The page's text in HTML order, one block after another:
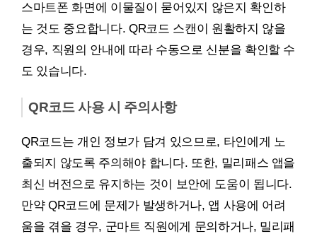
스마트폰 화면에 이물질이 묻어있지 않은지 확인하
는 것도 중요합니다. QR코드 스캔이 원활하지 않을
경우, 직원의 안내에 따라 수동으로 신분을 확인할 수
도 있습니다.
QR코드 사용 시 주의사항
QR코드는 개인 정보가 담겨 있으므로, 타인에게 노
출되지 않도록 주의해야 합니다. 또한, 밀리패스 앱을
최신 버전으로 유지하는 것이 보안에 도움이 됩니다.
만약 QR코드에 문제가 발생하거나, 앱 사용에 어려
움을 겪을 경우, 군마트 직원에게 문의하거나, 밀리패